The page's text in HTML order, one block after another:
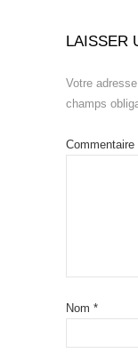
LAISSER
Votre
champs
Commentaire
Nom *